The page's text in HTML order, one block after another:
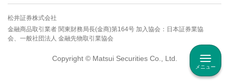
メニュー
松井証券株式会社
金融商品取引業者 関東財務局長(金商)第164号 加入協会：日本証券業協
会、一般社団法人 金融先物取引業協会
Copyright © Matsui Securities Co., Ltd.